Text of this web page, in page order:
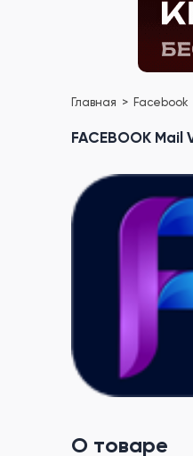
Главная Facebook
FACEBOOK
О товаре